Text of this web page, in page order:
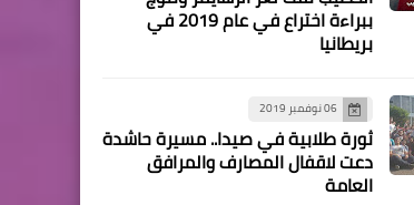
أخبار ‏البص
لقطات مصورة من ذكرى
مخيم البص
ببراءة اختراع في عام 2019 في
بريطانيا
06 نوفمبر 2019
ثورة طلابية في صيدا.. مسيرة حاشدة
دعت لاقفال المصارف والمرافق
العامة